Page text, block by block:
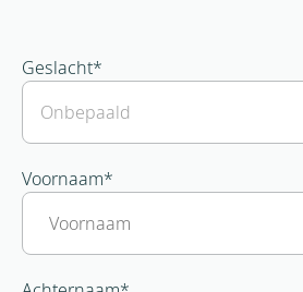
Geslacht*
Voornaam*